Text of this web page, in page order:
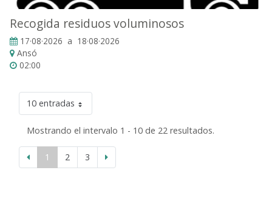
Recogida residuos voluminosos
17·08·2026 a 18·08·2026
Ansó
02:00
10 entradas
Mostrando el intervalo 1 - 10 de 22 resultados.
1 2 3